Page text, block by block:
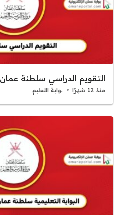
التقويم الدراسي سلطنة عمان 2025
منذ 12 شهرًا بوابة التعليم